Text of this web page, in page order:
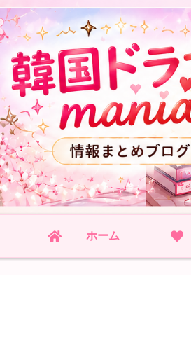
ホーム